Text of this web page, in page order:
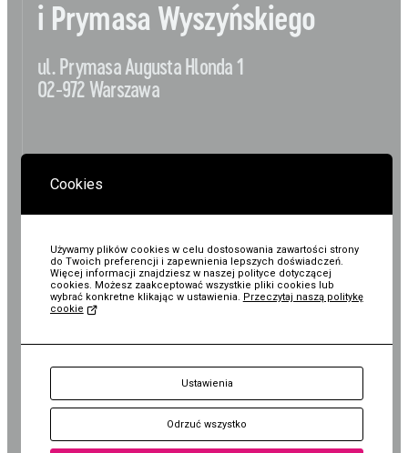
Aktualności
BIP
Nauka
Kolekcja im. Jana
Pawła II
KUP
Bilet
i Prymasa Wyszyńskiego
ul. Prymasa Augusta Hlonda 1
02-972 Warszawa
ZAPLANUJ WIZYTĘ
BIURO:
al. Rzeczypospolitej 1
02-972 Warszawa
+48 22 308 14 91
Jana Pawła II
00-095 Warszawa
+48 22 620 27 25
Cookies
Używamy plików cookies w celu dostosowania zawartości strony
do Twoich preferencji i zapewnienia lepszych doświadczeń.
Więcej informacji znajdziesz w naszej polityce dotyczącej
cookies. Możesz zaakceptować wszystkie pliki cookies lub
wybrać konkretne klikając w ustawienia. Przeczytaj naszą politykę
cookie
Ustawienia
Odrzuć wszystko